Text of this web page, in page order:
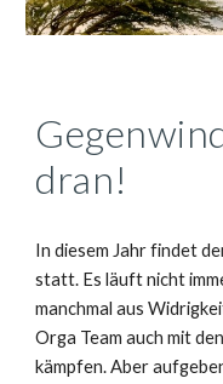
dran!
In diesem Jahr findet
statt. Es läuft nicht
manchmal aus
Orga Team auch mit
kämpfen. Aber